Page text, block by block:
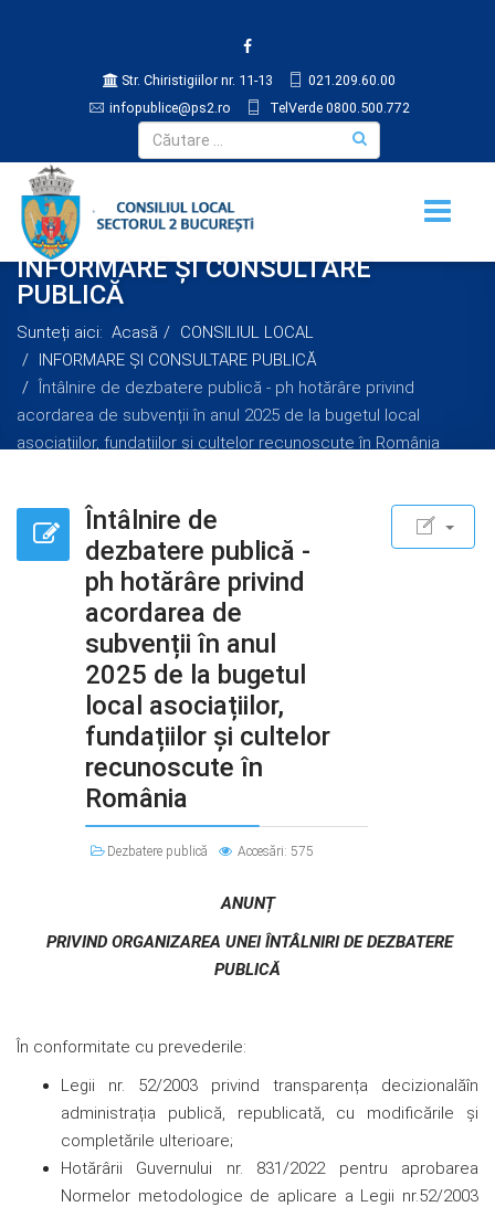
Str. Chiristigiilor nr. 11-13
021.209.60.00
infopublice@ps2.ro
TelVerde 0800.500.772
INFORMARE ŞI CONSULTARE
PUBLICĂ
Sunteți aici: Acasă
CONSILIUL LOCAL
INFORMARE ŞI CONSULTARE PUBLICĂ
Întâlnire de dezbatere publică - ph hotărâre privind
acordarea de subvenții în anul 2025 de la bugetul local
asociațiilor, fundațiilor și cultelor recunoscute în România
Întâlnire de
dezbatere publică -
ph hotărâre privind
acordarea de
subvenții în anul
2025 de la bugetul
local asociațiilor,
fundațiilor și cultelor
recunoscute în
România
Dezbatere publică Accesări: 575
ANUNȚ
PRIVIND ORGANIZAREA UNEI ÎNTÂLNIRI DE DEZBATERE
PUBLICĂ
În conformitate cu prevederile:
Legii nr. 52/2003 privind transparența decizionalăîn
administrația publică, republicată, cu modificările și
completările ulterioare;
Hotărârii Guvernului nr. 831/2022 pentru aprobarea
Normelor metodologice de aplicare a Legii nr.52/2003